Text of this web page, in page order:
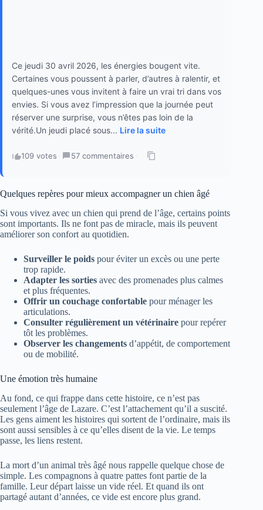
Ce jeudi 30 avril 2026, les énergies bougent vite.
Certaines vous poussent à parler, d’autres à ralentir, et
quelques-unes vous invitent à faire un vrai tri dans vos
envies. Si vous avez l’impression que la journée peut
réserver une surprise, vous n’êtes pas loin de la
vérité.Un jeudi placé sous... Lire la suite
109 votes · 57 commentaires ·
Quelques repères pour mieux accompagner un chien âgé
Si vous vivez avec un chien qui prend de l’âge, certains points
sont importants. Ils ne font pas de miracle, mais ils peuvent
améliorer son confort au quotidien.
Surveiller le poids pour éviter un excès ou une perte
trop rapide.
Adapter les sorties avec des promenades plus calmes
et plus fréquentes.
Offrir un couchage confortable pour ménager les
articulations.
Consulter régulièrement un vétérinaire pour repérer
tôt les problèmes.
Observer les changements d’appétit, de comportement
ou de mobilité.
Une émotion très humaine
Au fond, ce qui frappe dans cette histoire, ce n’est pas
seulement l’âge de Lazare. C’est l’attachement qu’il a suscité.
Les gens aiment les histoires qui sortent de l’ordinaire, mais ils
sont aussi sensibles à ce qu’elles disent de la vie. Le temps
passe, les liens restent.
La mort d’un animal très âgé nous rappelle quelque chose de
simple. Les compagnons à quatre pattes font partie de la
famille. Leur départ laisse un vide réel. Et quand ils ont
partagé autant d’années, ce vide est encore plus grand.